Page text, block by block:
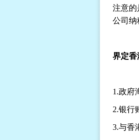
注意的
公司纳
界定香
1.政府
2.银行
3.与香